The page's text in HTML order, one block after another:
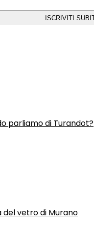
parliamo di Turandot?
del vetro di Murano